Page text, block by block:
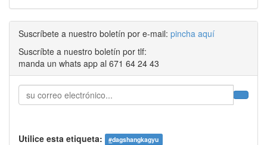
Suscríbete a nuestro boletín por e-mail: pincha aquí
Suscríbte a nuestro boletín por tlf:
manda un whats app al 671 64 24 43
Utilice esta etiqueta: #dagshangkagyu